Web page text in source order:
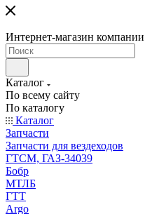
Интернет-магазин
Каталог
По всему сайту
По каталогу
Каталог
Запчасти
Запчасти для вездеходов
ГТСМ, ГАЗ-34039
Бобр
МТЛБ
ГТТ
Argo